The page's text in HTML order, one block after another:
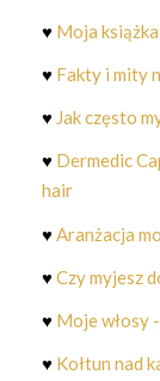
♥ Moja
♥ Fakty i mity
♥ Jak często
♥ Dermedic
hair
♥ Aranżacja
♥Czy myjesz
♥ Moje włosy
♥ Kołtun nad